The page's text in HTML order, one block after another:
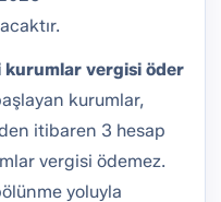
kurumlar vergisi öder
kurumlar,
itibaren 3 hesap
vergisi ödemez.
yoluyla